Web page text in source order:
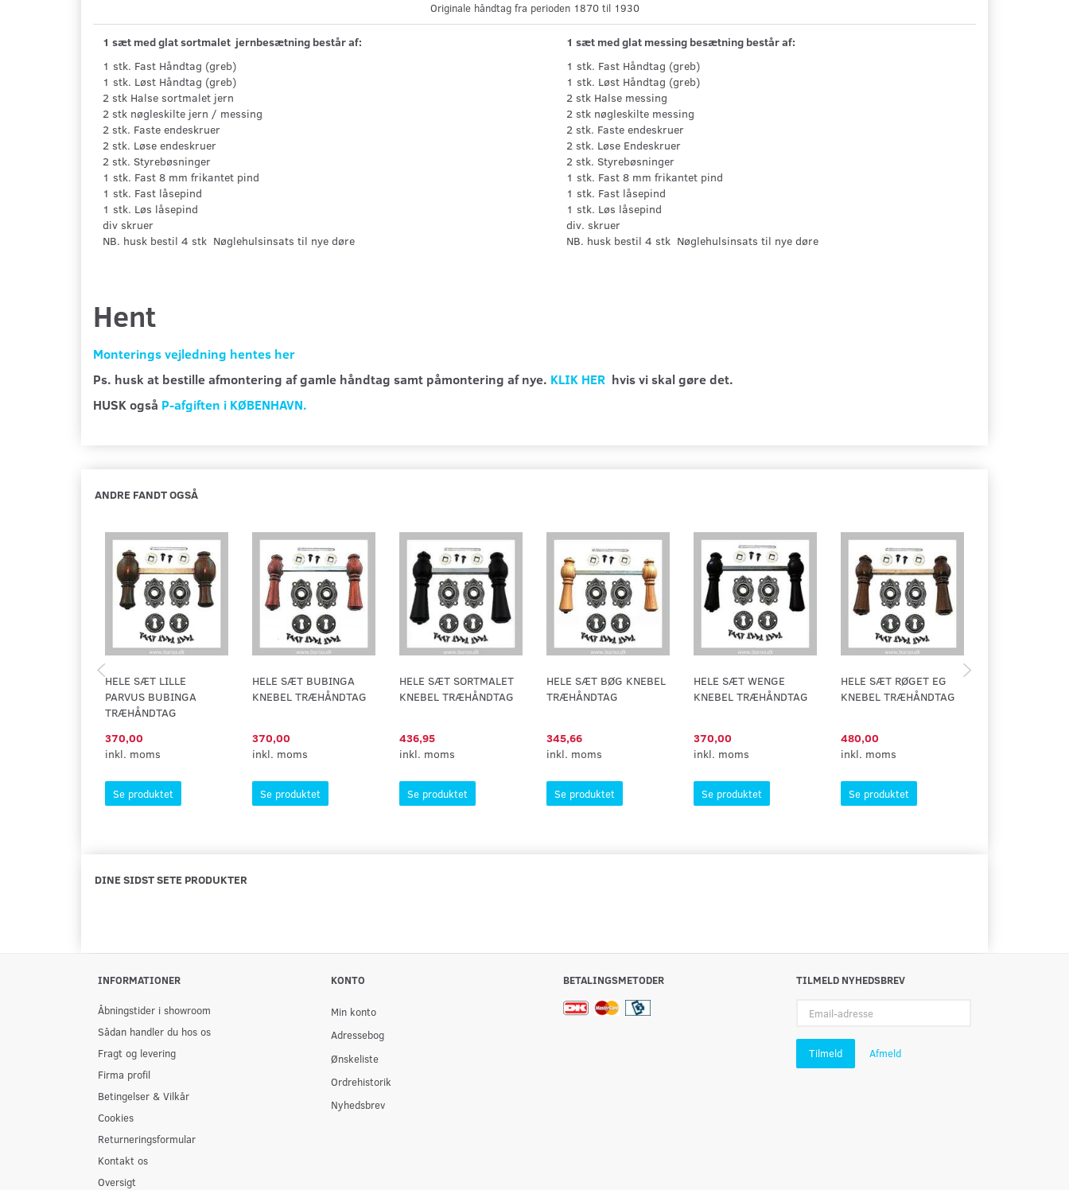
Originale håndtag fra perioden 1870 til 1930
1 sæt med glat sortmalet jernbesætning består af:
1 stk. Fast Håndtag (greb)
1 stk. Løst Håndtag (greb)
2 stk Halse sortmalet jern
2 stk nøgleskilte jern / messing
2 stk. Faste endeskruer
2 stk. Løse endeskruer
2 stk. Styrebøsninger
1 stk. Fast 8 mm frikantet pind
1 stk. Fast låsepind
1 stk. Løs låsepind
div skruer
NB. husk bestil 4 stk Nøglehulsinsats til nye døre
1 sæt med glat messing besætning består af:
1 stk. Fast Håndtag (greb)
1 stk. Løst Håndtag (greb)
2 stk Halse messing
2 stk nøgleskilte messing
2 stk. Faste endeskruer
2 stk. Løse Endeskruer
2 stk. Styrebøsninger
1 stk. Fast 8 mm frikantet pind
1 stk. Fast låsepind
1 stk. Løs låsepind
div. skruer
NB. husk bestil 4 stk Nøglehulsinsats til nye døre
Hent
Monterings vejledning hentes her
Ps. husk at bestille afmontering af gamle håndtag samt påmontering af nye. KLIK HER hvis vi skal gøre det.
HUSK også P-afgiften i KØBENHAVN.
ANDRE FANDT OGSÅ
HELE SÆT LILLE
PARVUS BUBINGA
TRÆHÅNDTAG
370,00
inkl. moms
Se produktet
HELE SÆT BUBINGA
KNEBEL TRÆHÅNDTAG
370,00
inkl. moms
Se produktet
HELE SÆT SORTMALET
KNEBEL TRÆHÅNDTAG
436,95
inkl. moms
Se produktet
HELE SÆT BØG KNEBEL
TRÆHÅNDTAG
345,66
inkl. moms
Se produktet
HELE SÆT WENGE
KNEBEL TRÆHÅNDTAG
370,00
inkl. moms
Se produktet
HELE SÆT RØGET EG
KNEBEL TRÆHÅNDTAG
480,00
inkl. moms
Se produktet
DINE SIDST SETE PRODUKTER
INFORMATIONER
Åbningstider i showroom
Sådan handler du hos os
Fragt og levering
Firma profil
Betingelser & Vilkår
Cookies
Returneringsformular
Kontakt os
Oversigt
KONTO
Min konto
Adressebog
Ønskeliste
Ordrehistorik
Nyhedsbrev
BETALINGSMETODER
TILMELD NYHEDSBREV
adresse
Tilmeld Afmeld